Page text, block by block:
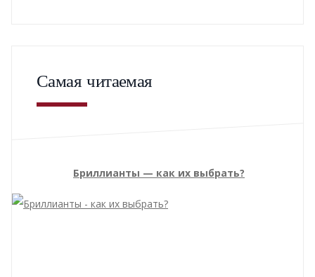
Самая читаемая
Бриллианты — как их выбрать?